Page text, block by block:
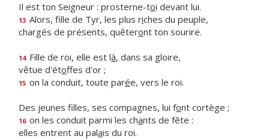
Il est ton Seigneur : prosterne-toi devant lui.
13 Alors, fille de Tyr, les plus riches du peuple,
chargés de présents, quêteront ton sourire.
14 Fille de roi, elle est là, dans sa gloire,
vêtue d'étoffes d'or ;
15 on la conduit, toute parée, vers le roi.
Des jeunes filles, ses compagnes, lui font cortège ;
16 on les conduit parmi les chants de fête :
elles entrent au palais du roi.